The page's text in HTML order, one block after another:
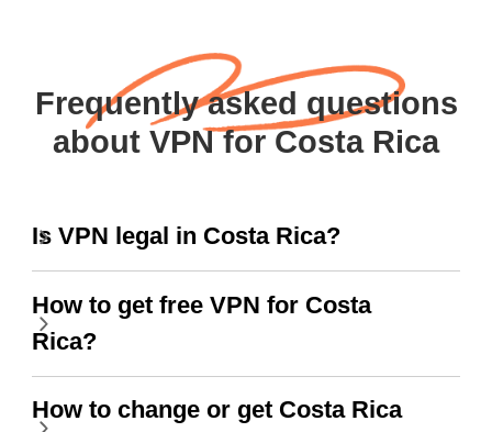
Frequently asked questions
about VPN for Costa Rica
Is VPN legal in Costa Rica?
How to get free VPN for Costa
Rica?
How to change or get Costa Rica